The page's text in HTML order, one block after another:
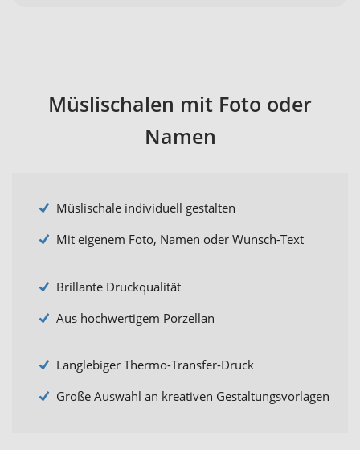
Müslischalen mit Foto oder
Namen
Müslischale individuell gestalten
Mit eigenem Foto, Namen oder Wunsch-Text
Brillante Druckqualität
Aus hochwertigem Porzellan
Langlebiger Thermo-Transfer-Druck
Große Auswahl an kreativen Gestaltungsvorlagen